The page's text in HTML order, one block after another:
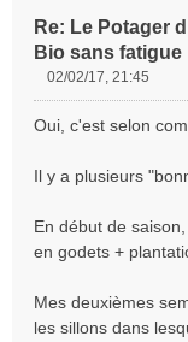
Re: Le Potager
Bio sans fatigue
s
a
e
l
u
02/02/17, 21:45
Oui, c'est selon
Il y a plusieurs
En début de
en godets +
Mes deuxièmes
les sillons dans